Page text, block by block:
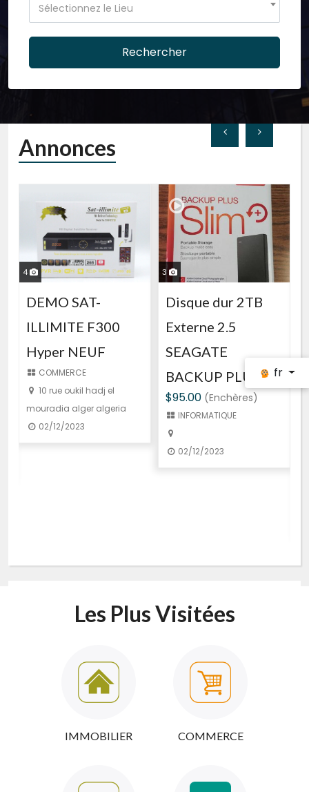
fr
Sélectionnez le Lieu
Rechercher
Annonces
DEMO SAT-
ILLIMITE F300
Hyper NEUF
COMMERCE
10 rue oukil hadj el
mouradia alger algeria
02/12/2023
Disque dur 2TB
Externe 2.5
SEAGATE
BACKUP PLUS
$95.00(Enchères)
INFORMATIQUE
02/12/2023
Les Plus Visitées
IMMOBILIER COMMERCE